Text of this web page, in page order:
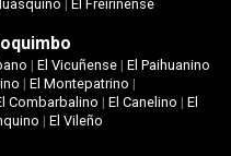
| El Freirinense
| El Vicuñense| El Paihuanino
| El Montepatrino |
Combarbalino |El Canelino |El
| El Vileño